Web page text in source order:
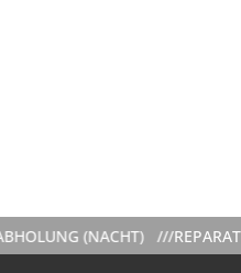
(NACHT) ///